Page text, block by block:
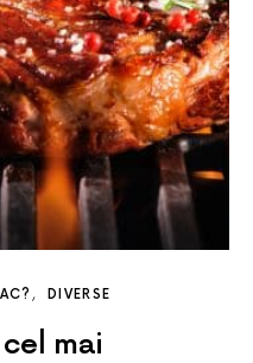
DIVERSE
mai